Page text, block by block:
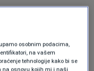
osobnim podacima,
na vašem
tehnologije kako bi se
osnovu kojih mi i naši